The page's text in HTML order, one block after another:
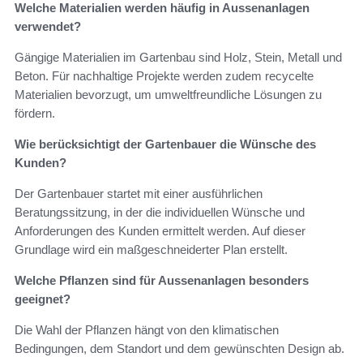
Welche Materialien werden häufig in Aussenanlagen
verwendet?
Gängige Materialien im Gartenbau sind Holz, Stein, Metall und
Beton. Für nachhaltige Projekte werden zudem recycelte
Materialien bevorzugt, um umweltfreundliche Lösungen zu
fördern.
Wie berücksichtigt der Gartenbauer die Wünsche des
Kunden?
Der Gartenbauer startet mit einer ausführlichen
Beratungssitzung, in der die individuellen Wünsche und
Anforderungen des Kunden ermittelt werden. Auf dieser
Grundlage wird ein maßgeschneiderter Plan erstellt.
Welche Pflanzen sind für Aussenanlagen besonders
geeignet?
Die Wahl der Pflanzen hängt von den klimatischen
Bedingungen, dem Standort und dem gewünschten Design ab.